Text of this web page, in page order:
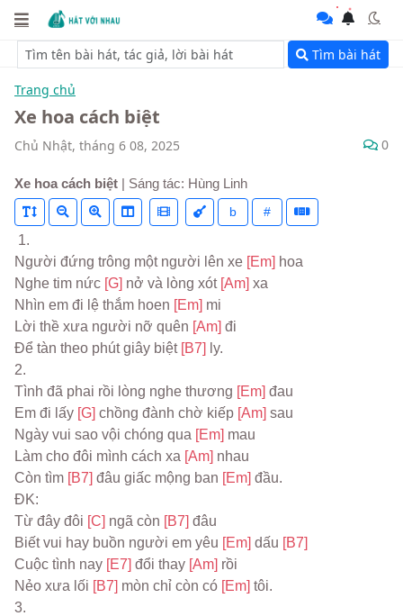
Tìm bài hát
Trang chủ
Xe hoa cách biệt
Chủ Nhật, tháng 6 08, 2025 0
Xe hoa cách biệt | Sáng tác: Hùng Linh
b #
1.
Người đứng trông một người lên xe [Em] hoa
Nghe tim nức [G] nở và lòng xót [Am] xa
Nhìn em đi lệ thắm hoen [Em] mi
Lời thề xưa người nỡ quên [Am] đi
Để tàn theo phút giây biệt [B7] ly.
2.
Tình đã phai rồi lòng nghe thương [Em] đau
Em đi lấy [G] chồng đành chờ kiếp [Am] sau
Ngày vui sao vội chóng qua [Em] mau
Làm cho đôi mình cách xa [Am] nhau
Còn tìm [B7] đâu giấc mộng ban [Em] đầu.
ĐK:
Từ đây đôi [C] ngã còn [B7] đâu
Biết vui hay buồn người em yêu [Em] dấu [B7]
Cuộc tình nay [E7] đổi thay [Am] rồi
Nẻo xưa lối [B7] mòn chỉ còn có [Em] tôi.
3.